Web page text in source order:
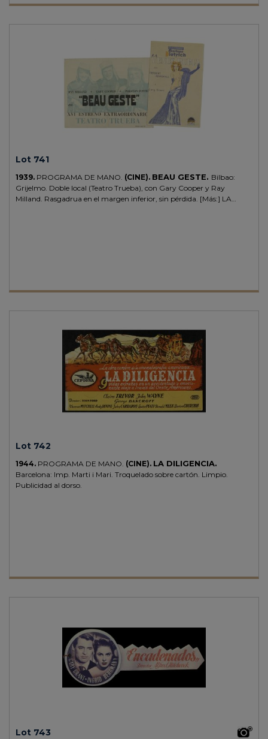
Lot 741
1939. PROGRAMA DE MANO. (CINE). BEAU GESTE. Bilbao:
Grijelmo. Doble local (Teatro Trueba), con Gary Cooper y Ray
Milland. Rasgadrua en el margen inferior, sin pérdida. [Más:] LA
Lot 742
1944. PROGRAMA DE MANO. (CINE). LA DILIGENCIA.
Barcelona: Imp. Marti i Mari. Troquelado sobre cartón. Limpio.
Publicidad al dorso.
Lot 743